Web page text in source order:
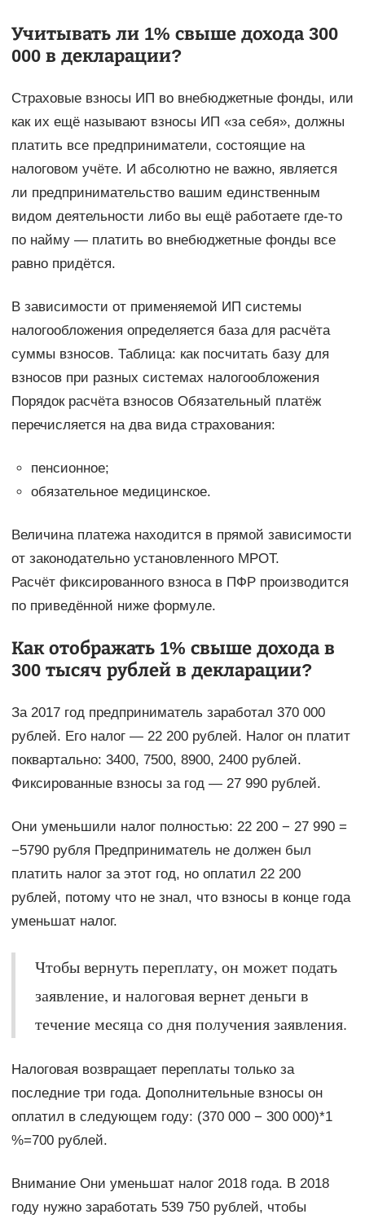
Учитывать ли 1% свыше дохода 300
000 в декларации?
Страховые взносы ИП во внебюджетные фонды, или
как их ещё называют взносы ИП «за себя», должны
платить все предприниматели, состоящие на
налоговом учёте. И абсолютно не важно, является
ли предпринимательство вашим единственным
видом деятельности либо вы ещё работаете где-то
по найму — платить во внебюджетные фонды все
равно придётся.
В зависимости от применяемой ИП системы
налогообложения определяется база для расчёта
суммы взносов. Таблица: как посчитать базу для
взносов при разных системах налогообложения
Порядок расчёта взносов Обязательный платёж
перечисляется на два вида страхования:
пенсионное;
обязательное медицинское.
Величина платежа находится в прямой зависимости
от законодательно установленного МРОТ.
Расчёт фиксированного взноса в ПФР производится
по приведённой ниже формуле.
Как отображать 1% свыше дохода в
300 тысяч рублей в декларации?
За 2017 год предприниматель заработал 370 000
рублей. Его налог — 22 200 рублей. Налог он платит
поквартально: 3400, 7500, 8900, 2400 рублей.
Фиксированные взносы за год — 27 990 рублей.
Они уменьшили налог полностью: 22 200 − 27 990 =
−5790 рубля Предприниматель не должен был
платить налог за этот год, но оплатил 22 200
рублей, потому что не знал, что взносы в конце года
уменьшат налог.
Чтобы вернуть переплату, он может подать
заявление, и налоговая вернет деньги в
течение месяца со дня получения заявления.
Налоговая возвращает переплаты только за
последние три года. Дополнительные взносы он
оплатил в следующем году: (370 000 − 300 000)*1
%=700 рублей.
Внимание Они уменьшат налог 2018 года. В 2018
году нужно заработать 539 750 рублей, чтобы